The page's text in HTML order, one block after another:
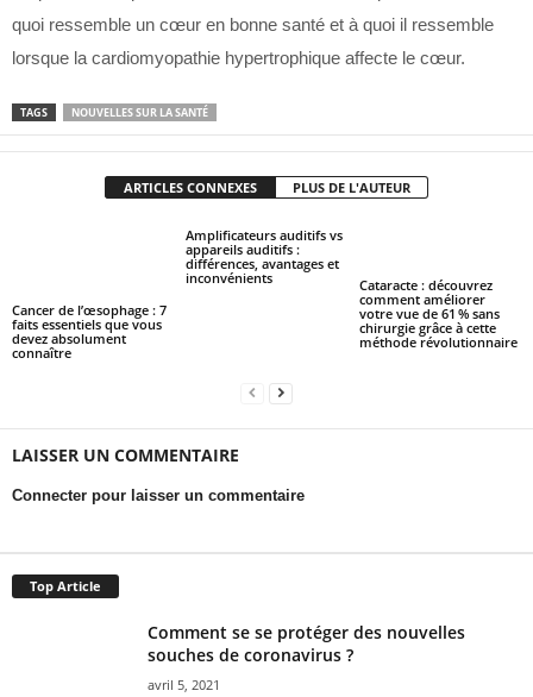
quoi ressemble un cœur en bonne santé et à quoi il ressemble
lorsque la cardiomyopathie hypertrophique affecte le cœur.
TAGS NOUVELLES SUR LA SANTÉ
ARTICLES CONNEXES PLUS DE L'AUTEUR
Cancer de l’œsophage : 7
faits essentiels que vous
devez absolument
connaître
Amplificateurs auditifs vs
appareils auditifs :
différences, avantages et
inconvénients
Cataracte : découvrez
comment améliorer
votre vue de 61 % sans
chirurgie grâce à cette
méthode révolutionnaire
LAISSER UN COMMENTAIRE
Connecter pour laisser un commentaire
Top Article
Comment se se protéger des nouvelles
souches de coronavirus ?
avril 5, 2021